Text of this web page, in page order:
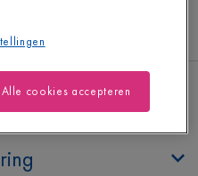
Alle cookies accepteren